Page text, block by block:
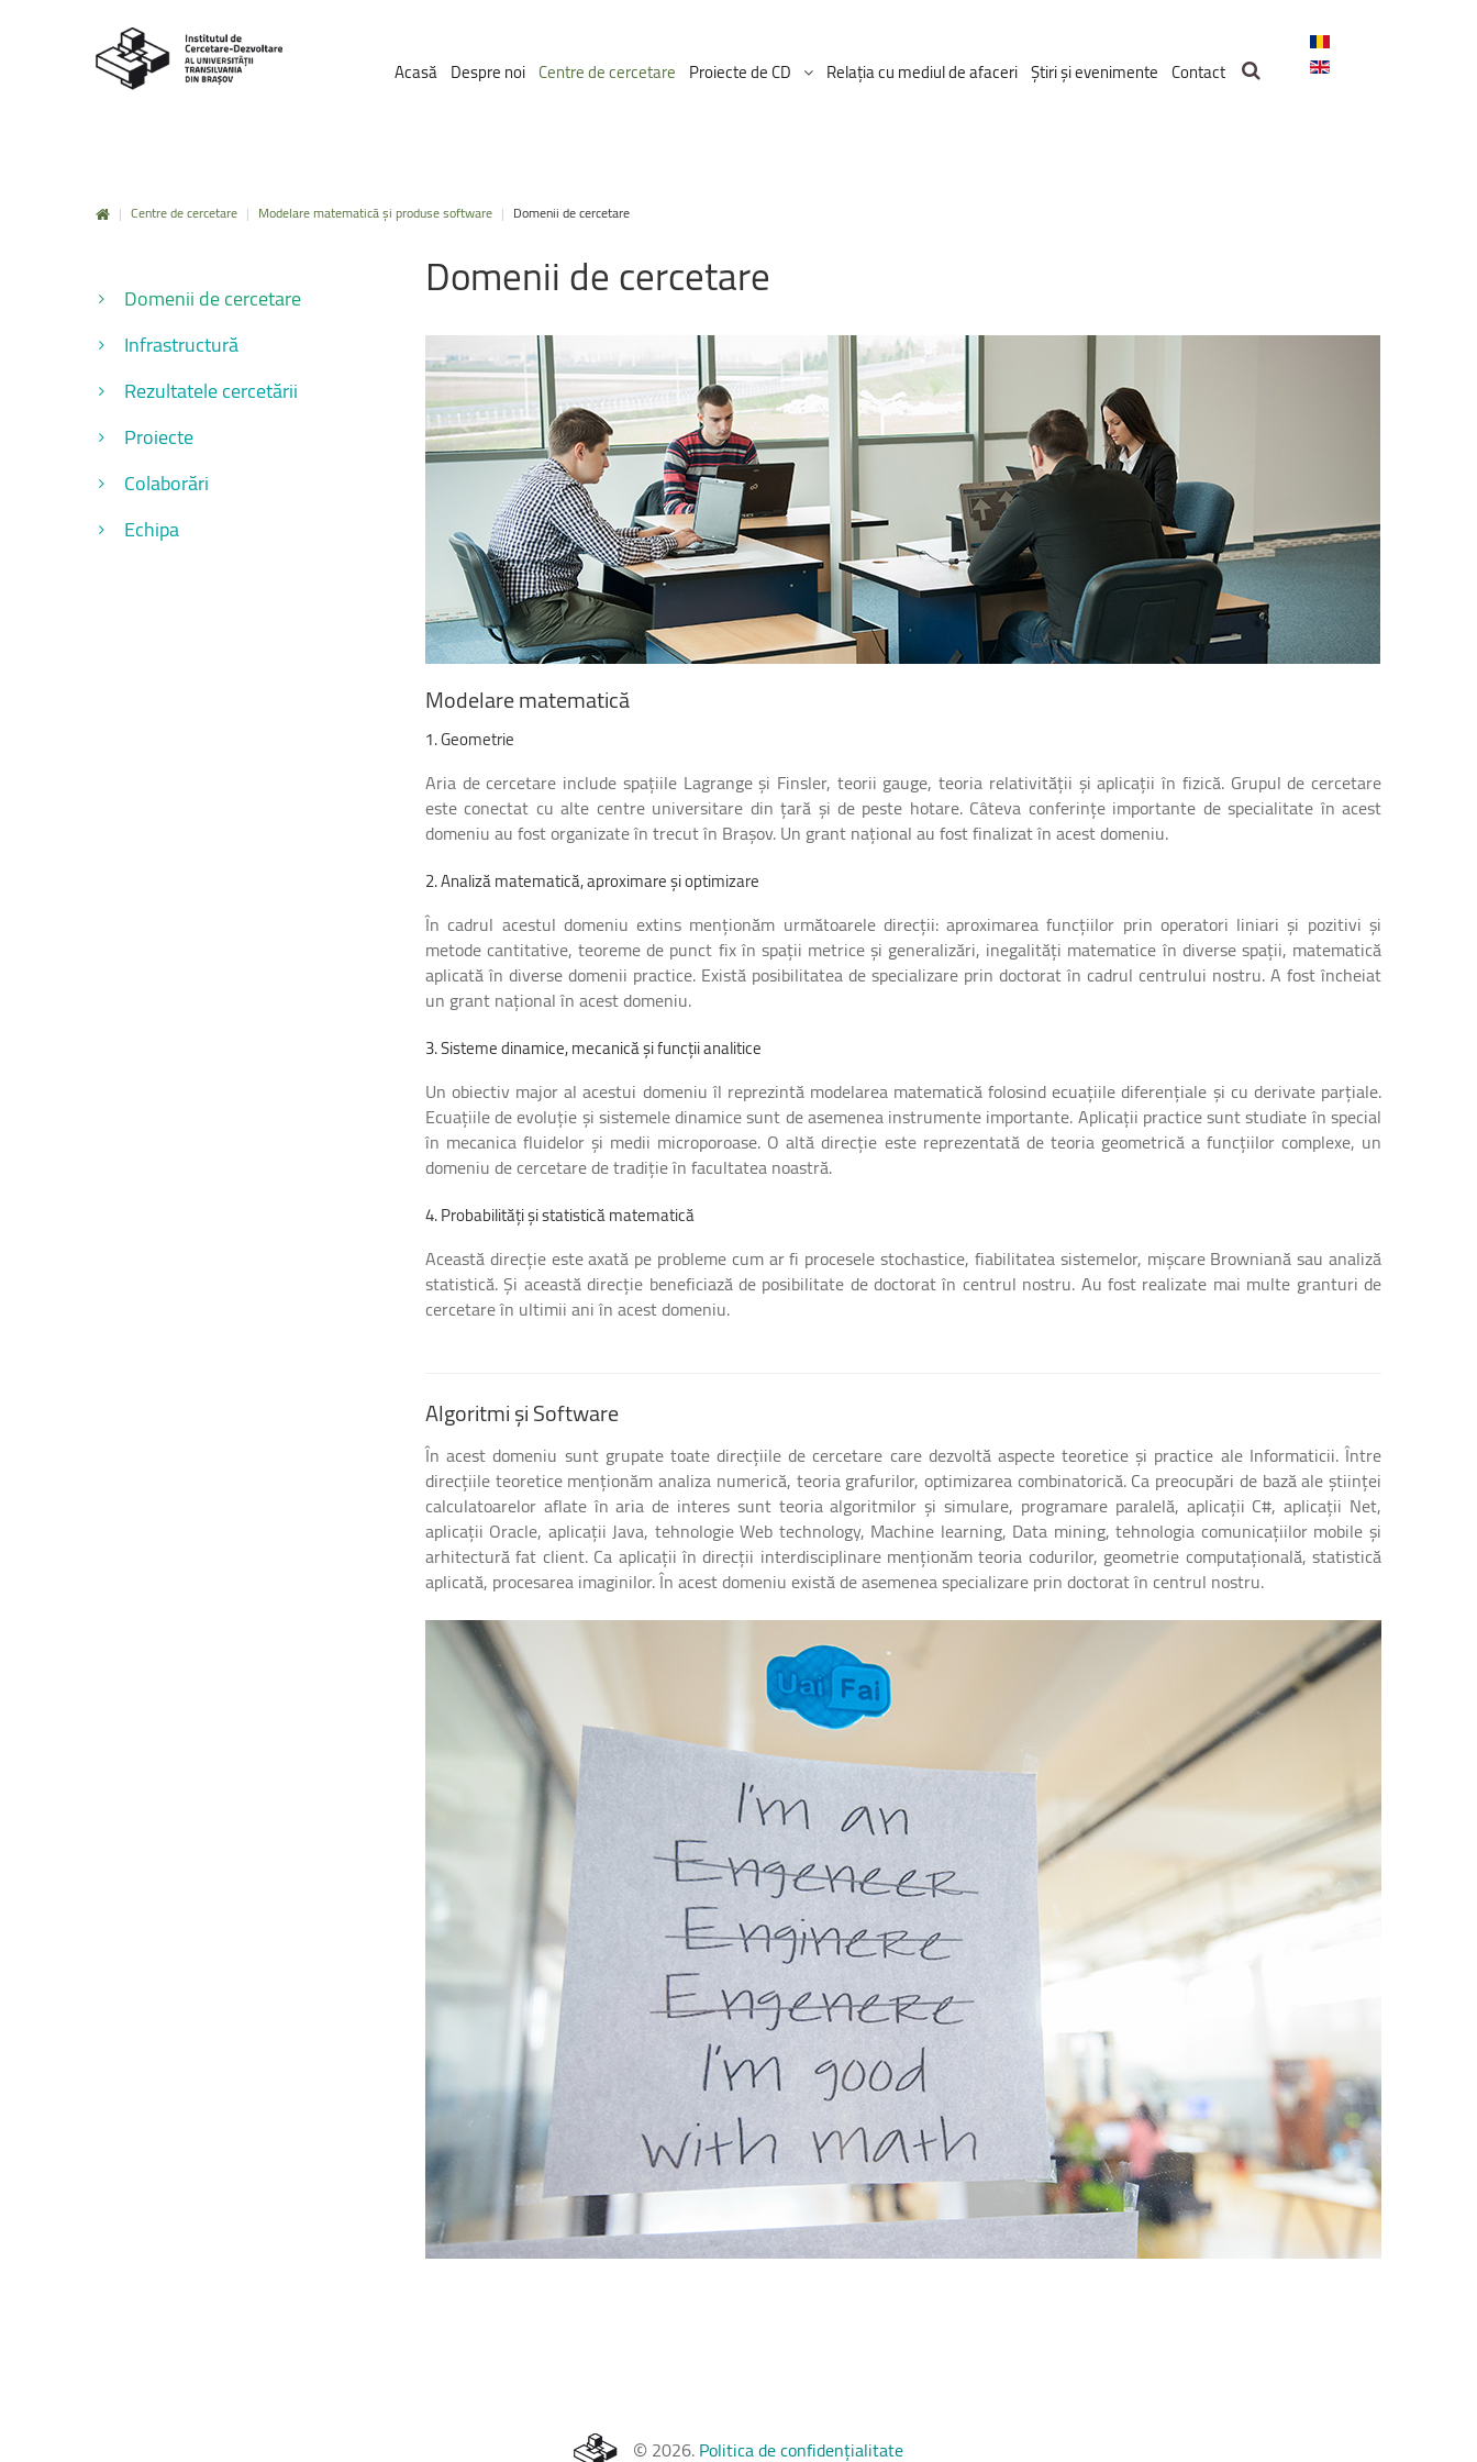
Acasă Despre noi Centre de cercetare Proiecte de CD Relația cu mediul de afaceri Știri și evenimente Contact
| Centre de cercetare | Modelare matematică și produse software | Domenii de cercetare
Domenii de cercetare
Infrastructură
Rezultatele cercetării
Proiecte
Colaborări
Echipa
Domenii de cercetare
Modelarematematică
1.Geometrie
Aria de cercetare include spațiile Lagrange și Finsler, teorii gauge, teoria relativității și aplicații în fizică. Grupul de cercetare
este conectat cu alte centre universitare din țară și de peste hotare. Câteva conferințe importante de specialitate în acest
domeniu au fost organizate în trecut în Brașov. Un grant național au fost finalizat în acest domeniu.
2.Analizămatematică,aproximareșioptimizare
În cadrul acestul domeniu extins menționăm următoarele direcții: aproximarea funcțiilor prin operatori liniari și pozitivi și
metode cantitative, teoreme de punct fix în spații metrice și generalizări, inegalități matematice în diverse spații, matematică
aplicată în diverse domenii practice. Există posibilitatea de specializare prin doctorat în cadrul centrului nostru. A fost încheiat
un grant național în acest domeniu.
3.Sistemedinamice,mecanicășifuncțiianalitice
Un obiectiv major al acestui domeniu îl reprezintă modelarea matematică folosind ecuațiile diferențiale și cu derivate parțiale.
Ecuațiile de evoluție și sistemele dinamice sunt de asemenea instrumente importante. Aplicații practice sunt studiate în special
în mecanica fluidelor și medii microporoase. O altă direcție este reprezentată de teoria geometrică a funcțiilor complexe, un
domeniu de cercetare de tradiție în facultatea noastră.
4.Probabilitățișistatisticămatematică
Această direcție este axată pe probleme cum ar fi procesele stochastice, fiabilitatea sistemelor, mișcare Browniană sau analiză
statistică. Și această direcție beneficiază de posibilitate de doctorat în centrul nostru. Au fost realizate mai multe granturi de
cercetare în ultimii ani în acest domeniu.
AlgoritmișiSoftware
În acest domeniu sunt grupate toate direcțiile de cercetare care dezvoltă aspecte teoretice și practice ale Informaticii. Între
direcțiile teoretice menționăm analiza numerică, teoria grafurilor, optimizarea combinatorică. Ca preocupări de bază ale științei
calculatoarelor aflate în aria de interes sunt teoria algoritmilor și simulare, programare paralelă, aplicații C#, aplicații Net,
aplicații Oracle, aplicații Java, tehnologie Web technology, Machine learning, Data mining, tehnologia comunicațiilor mobile și
arhitectură fat client. Ca aplicații în direcții interdisciplinare menționăm teoria codurilor, geometrie computațională, statistică
aplicată, procesarea imaginilor. În acest domeniu există de asemenea specializare prin doctorat în centrul nostru.
© 2026. Politica de confidențialitate